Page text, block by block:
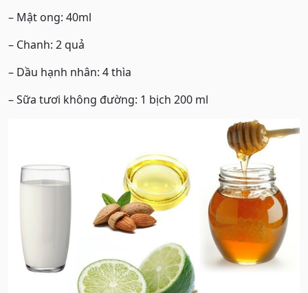
– Mật ong: 40ml
– Chanh: 2 quả
– Dầu hạnh nhân: 4 thìa
– Sữa tươi không đường: 1 bịch 200 ml